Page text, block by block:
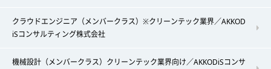
クラウドエンジニア（メンバークラス）※クリーンテック業界／AKKOD
iSコンサルティング株式会社
機械設計（メンバークラス）クリーンテック業界向け／AKKODiSコンサ